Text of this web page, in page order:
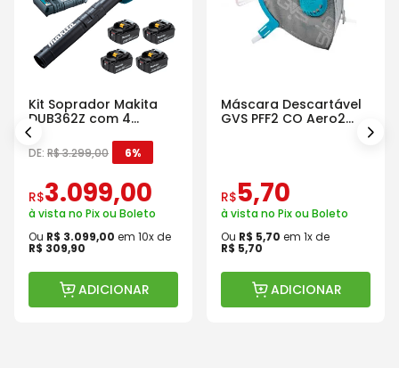
Kit Soprador Makita
DUB362Z com 4
Baterias Carregador e
Maleta
DE: R$3.299,00 6%
R$3.099,00
à vista no Pix ou Boleto
Ou R$ 3.099,00 em 10x de
R$ 309,90
ADICIONAR
Máscara Descartável
GVS PFF2 CO Aero2
R$5,70
à vista no Pix ou Boleto
Ou R$ 5,70 em 1x de
R$ 5,70
ADICIONAR